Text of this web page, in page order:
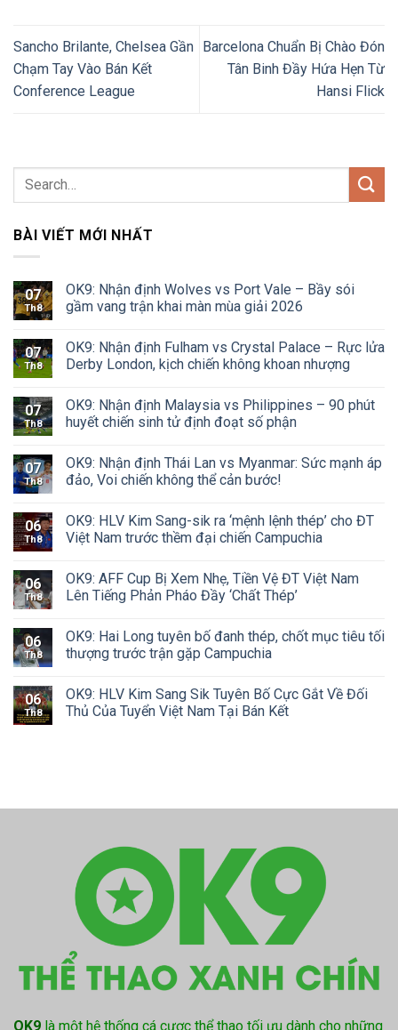
Sancho Brilante, Chelsea Gần
Chạm Tay Vào Bán Kết
Conference League
Barcelona Chuẩn Bị Chào Đón
Tân Binh Đầy Hứa Hẹn Từ
Hansi Flick
BÀI VIẾT MỚI NHẤT
07
Th8
OK9: Nhận định Wolves vs Port Vale – Bầy sói
gầm vang trận khai màn mùa giải 2026
07
Th8
OK9: Nhận định Fulham vs Crystal Palace – Rực lửa
Derby London, kịch chiến không khoan nhượng
07
Th8
OK9: Nhận định Malaysia vs Philippines – 90 phút
huyết chiến sinh tử định đoạt số phận
07
Th8
OK9: Nhận định Thái Lan vs Myanmar: Sức mạnh áp
đảo, Voi chiến không thể cản bước!
06
Th8
OK9: HLV Kim Sang-sik ra ‘mệnh lệnh thép’ cho ĐT
Việt Nam trước thềm đại chiến Campuchia
06
Th8
OK9: AFF Cup Bị Xem Nhẹ, Tiền Vệ ĐT Việt Nam
Lên Tiếng Phản Pháo Đầy ‘Chất Thép’
06
Th8
OK9: Hai Long tuyên bố đanh thép, chốt mục tiêu tối
thượng trước trận gặp Campuchia
06
Th8
OK9: HLV Kim Sang Sik Tuyên Bố Cực Gắt Về Đối
Thủ Của Tuyển Việt Nam Tại Bán Kết
OK9 là một hệ thống cá cược thể thao tối ưu dành cho những